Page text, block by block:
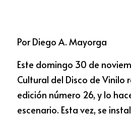
Por Diego A. Mayorga
Este domingo 30 de
Cultural del Disco de Vinilo
edición número 26, y lo
escenario. Esta vez, se